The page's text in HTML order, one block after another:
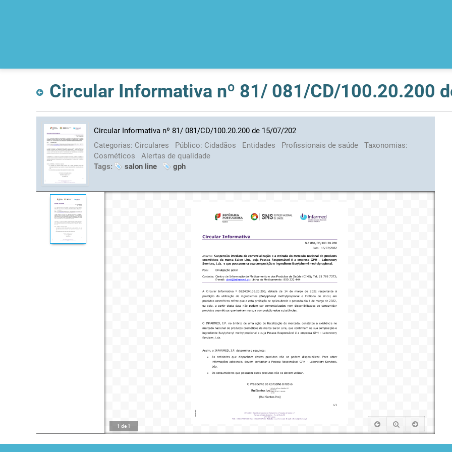
Circular Informativa nº 81/ 081/CD/100.20.200
Circular Informativa nº 81/ 081/CD/100.20.200 de 15/07/202
Categorias: Circulares Público: Cidadãos Entidades Profissionais de saúde
Taxonomias:
Cosméticos
Alertas de qualidade
Tags:
salon line gph
1 de 1